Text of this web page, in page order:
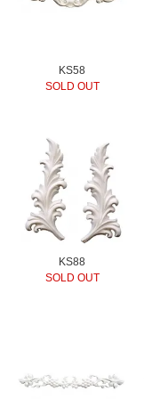
KS58
SOLD OUT
KS88
SOLD OUT